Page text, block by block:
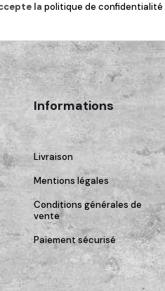
la politique de confidentialité
Informations
Livraison
Mentions légales
Conditions générales de
vente
Paiement sécurisé